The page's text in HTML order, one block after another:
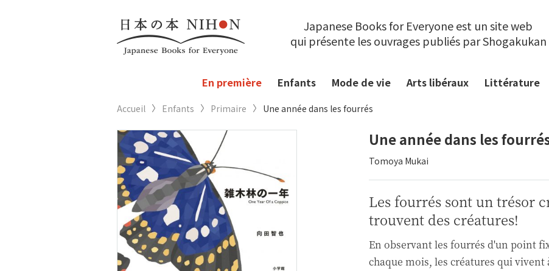
Japanese Books for Everyone est un site web
qui présente les ouvrages publiés par Shogakukan
En première Enfants Mode de vie Arts libéraux Littérature
Accueil Enfants Primaire Une année dans les fourrés
Une année dans les
Tomoya Mukai
Les fourrés sont un trésor
trouvent des créatures!
En observant les fourrés d'un point
chaque mois, les créatures qui